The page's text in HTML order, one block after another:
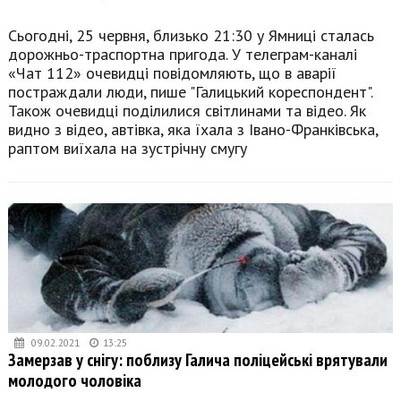
Сьогодні, 25 червня, близько 21:30 у Ямниці сталась
дорожньо-траспортна пригода. У телеграм-каналі
«Чат 112» очевидці повідомляють, що в аварії
постраждали люди, пише "Галицький кореспондент".
Також очевидці поділилися світлинами та відео. Як
видно з відео, автівка, яка їхала з Івано-Франківська,
раптом виїхала на зустрічну смугу
09.02.2021 13:25
Замерзав у снігу: поблизу Галича поліцейські врятували
молодого чоловіка